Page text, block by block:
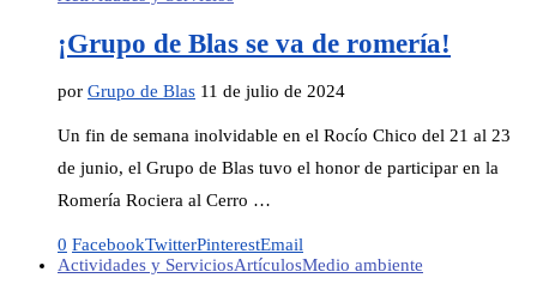
¡Grupo de Blas se va de romería!
por Grupo de Blas 11 de julio de 2024
Un fin de semana inolvidable en el Rocío Chico del 21 al 23
de junio, el Grupo de Blas tuvo el honor de participar en la
Romería Rociera al Cerro …
0 FacebookTwitterPinterestEmail
Actividades y ServiciosArtículosMedio ambiente